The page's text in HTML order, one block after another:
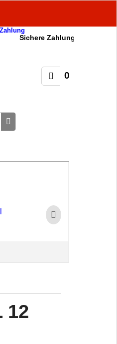
Sichere Zahlung
0
12